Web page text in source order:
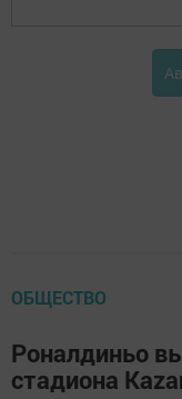
ОБЩЕСТВО
Роналдиньо
стадиона